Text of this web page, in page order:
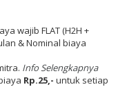
wajib FLAT (H2H +
& Nominal biaya
Info Selengkapnya
Rp.25,- untuk setiap